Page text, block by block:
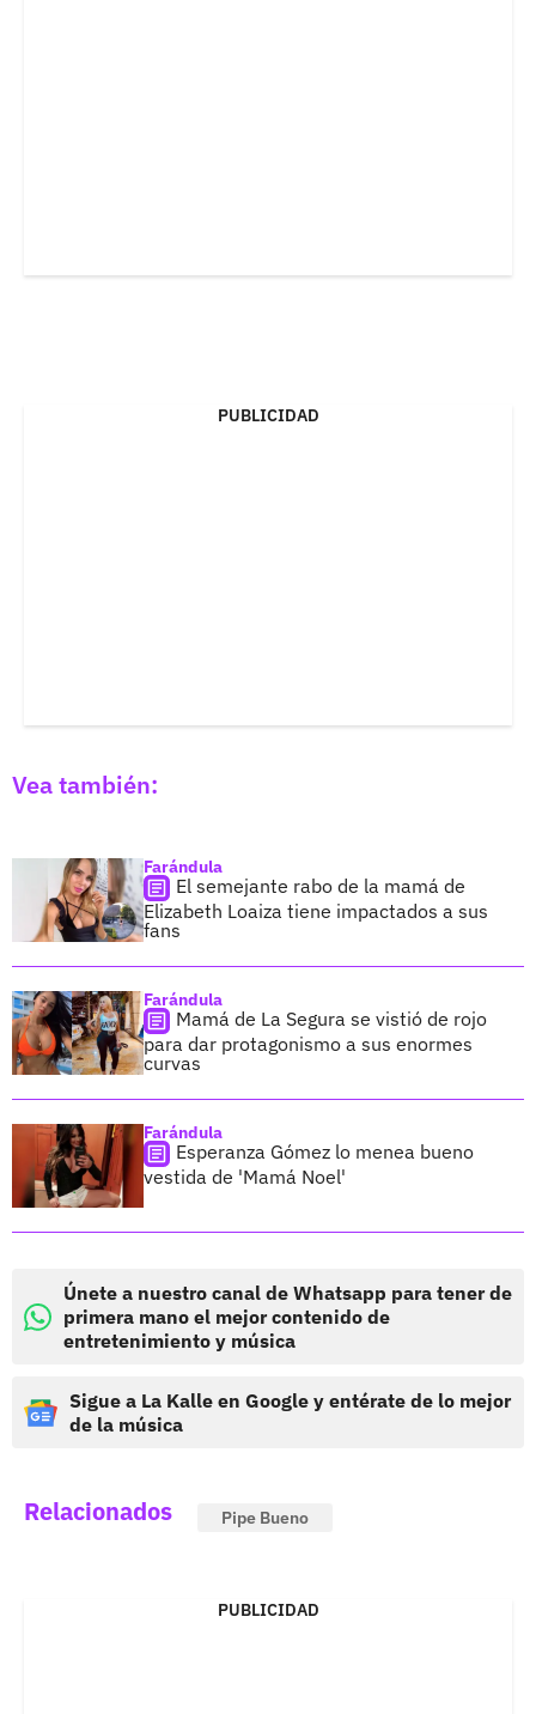
PUBLICIDAD
Vea también:
Farándula
El semejante rabo de la mamá de
Elizabeth Loaiza tiene impactados a sus
fans
Farándula
Mamá de La Segura se vistió de rojo
para dar protagonismo a sus enormes
curvas
Farándula
Esperanza Gómez lo menea bueno
vestida de 'Mamá Noel'
Únete a nuestro canal de Whatsapp para tener de
primera mano el mejor contenido de
entretenimiento y música
Sigue a La Kalle en Google y entérate de lo mejor
de la música
Relacionados Pipe Bueno
PUBLICIDAD